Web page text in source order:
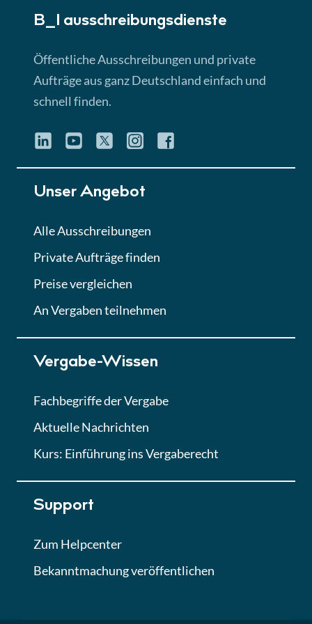
Lektion 3
► 4:31 Min
Quiz
Eignung im Vergabeverfahren
Lektion 6
Abgabe von Angeboten
Lektion
Lektion 7
Finales Quiz
B_I ausschreibungs­dienste
Öffentliche Ausschreibungen und private
Aufträge aus ganz Deutschland einfach und
schnell finden.
Unser Angebot
Alle Ausschreibungen
Private Aufträge finden
Preise vergleichen
An Vergaben teilnehmen
Vergabe-Wissen
Fachbegriffe der Vergabe
Aktuelle Nachrichten
Kurs: Einführung ins Vergaberecht
Support
Zum Helpcenter
Bekanntmachung veröffentlichen